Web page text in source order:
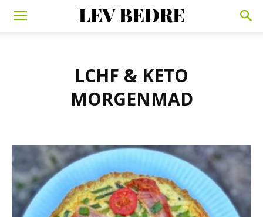
LCHF & KETO
MORGENMAD